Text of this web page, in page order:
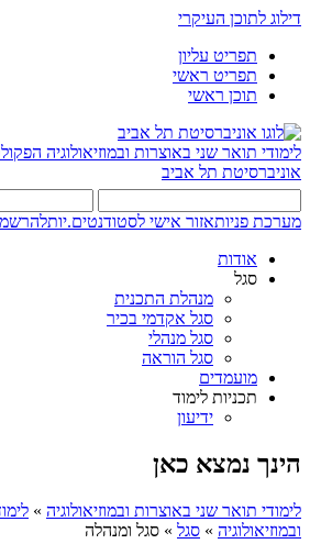
דילוג לתוכן העיקרי
תפריט עליון
תפריט ראשי
תוכן ראשי
לימודי תואר שני באוצרות ובמוזיאולוגיה
אוניברסיטת תל אביב
מערכת פניותאזור אישי לסטודנטים.יות
אודות
סגל
מנהלת התכנית
סגל אקדמי בכיר
סגל מנהלי
סגל הוראה
מועמדים
תכניות לימוד
ידיעון
הינך נמצא כאן
לימודי תואר שני באוצרות ובמוזיאולוגיה »
ובמוזיאולוגיה » סגל » סגל ומנהלה